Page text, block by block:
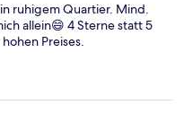
ruhigem Quartier. Mind.
allein😄 4 Sterne statt 5
Preises.